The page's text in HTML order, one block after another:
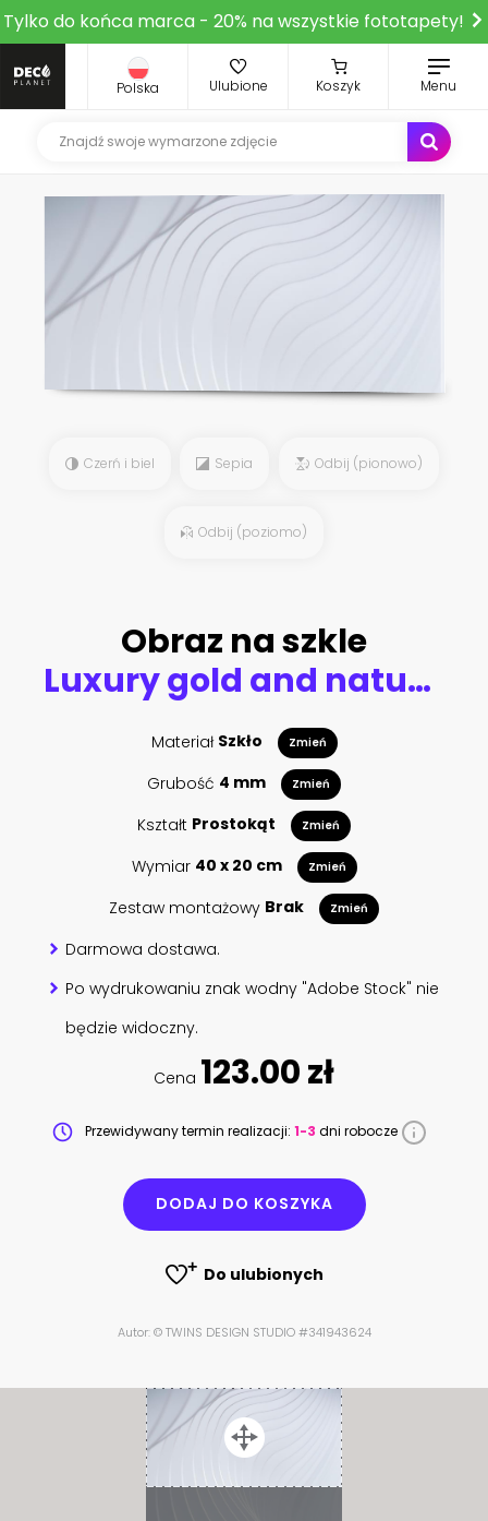
Tylko do końca marca - 20% na wszystkie fototapety!
Polska Ulubione Koszyk Menu
Czerń i biel Sepia Odbij (pionowo)
Odbij (poziomo)
Obraz na szkle
Luxury gold and nature green background vector. Floral pattern, Golden split-leaf Philodendron plant with monstera plant line arts, Vector illustration.
Materiał Szkło Zmień
Grubość 4 mm Zmień
Kształt Prostokąt Zmień
Wymiar 40 x 20 cm Zmień
Zestaw montażowy Brak Zmień
Darmowa dostawa.
Po wydrukowaniu znak wodny "Adobe Stock" nie
będzie widoczny.
Cena 123.00 zł
Przewidywany termin realizacji: 1-3 dni robocze
DODAJ DO KOSZYKA
Do ulubionych
Autor: © TWINS DESIGN STUDIO #341943624